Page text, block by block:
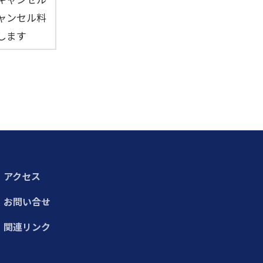
ンセル料
ます
アクセス
お問い合せ
関連リンク